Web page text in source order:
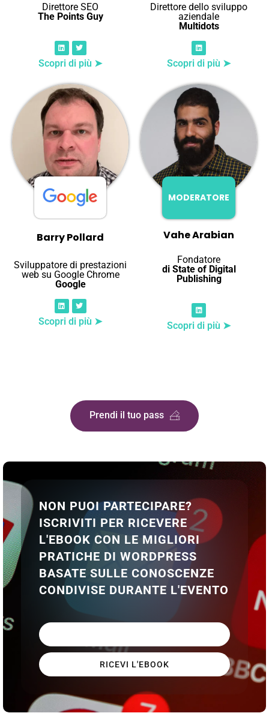
Direttore SEO
The Points Guy
Scopri di più ➤
Direttore dello sviluppo
aziendale
Multidots
Scopri di più ➤
Barry Pollard
Sviluppatore di prestazioni
web su Google Chrome
Google
Scopri di più ➤
MODERATORE
Vahe Arabian
Fondatore
di State of Digital
Publishing
Scopri di più ➤
Prendi il tuo pass
NON PUOI PARTECIPARE?
ISCRIVITI PER RICEVERE
L'EBOOK CON LE MIGLIORI
PRATICHE DI WORDPRESS
BASATE SULLE CONOSCENZE
CONDIVISE DURANTE L'EVENTO
RICEVI L'EBOOK